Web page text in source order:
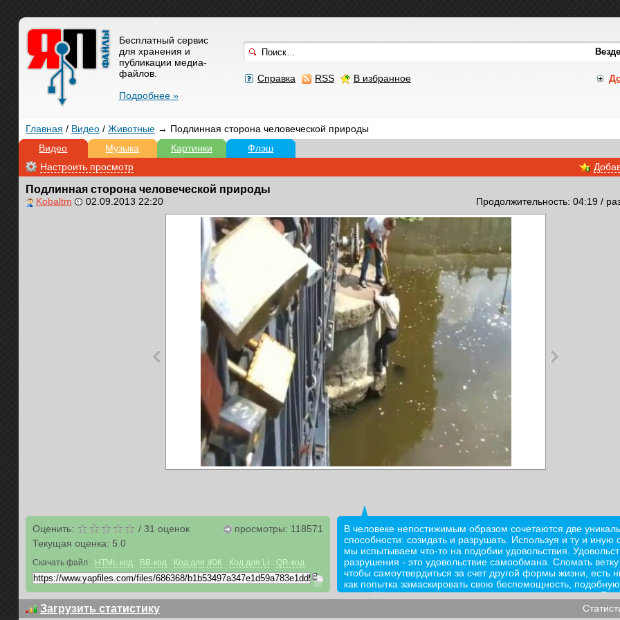
Справка RSS В избранное
Бесплатный сервис
для хранения и
публикации медиа-
файлов.
Подробнее »
Главная / Видео/ Животные→ Подлинная сторона человеческой природы
Видео
Музыка Картинки Флэш
Настроить просмотр
Подлинная сторона человеческой природы
Kobaltm 02.09.2013 22:20 Продолжительность: 04:19 /
Оценить: / 31 оценок
Текущая оценка: 5.0
просмотры: 118571
Скачать файл HTML код BB-код Код для ЖЖ Код для LI QR-код
В человеке непостижимым образом сочетаются две
способности: созидать и разрушать. Используя и ту и иную
мы испытываем что-то на подобии удовольствия.
разрушения - это удовольствие самообмана. Сломать ветку
чтобы самоутвердиться за счет другой формы жизни, есть
как попытка замаскировать свою беспомощность,
ветке. Удовольствие от созидания - подлинное счастье.
спутаешь. Только действуя в едином ритме с окружающим
раскрывая свою истинную сторону, мы узнаем, что такое
Загрузить статистику